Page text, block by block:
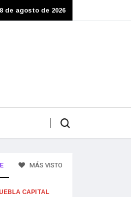
8 de agosto de 2026
MÁS VISTO
CAPITAL